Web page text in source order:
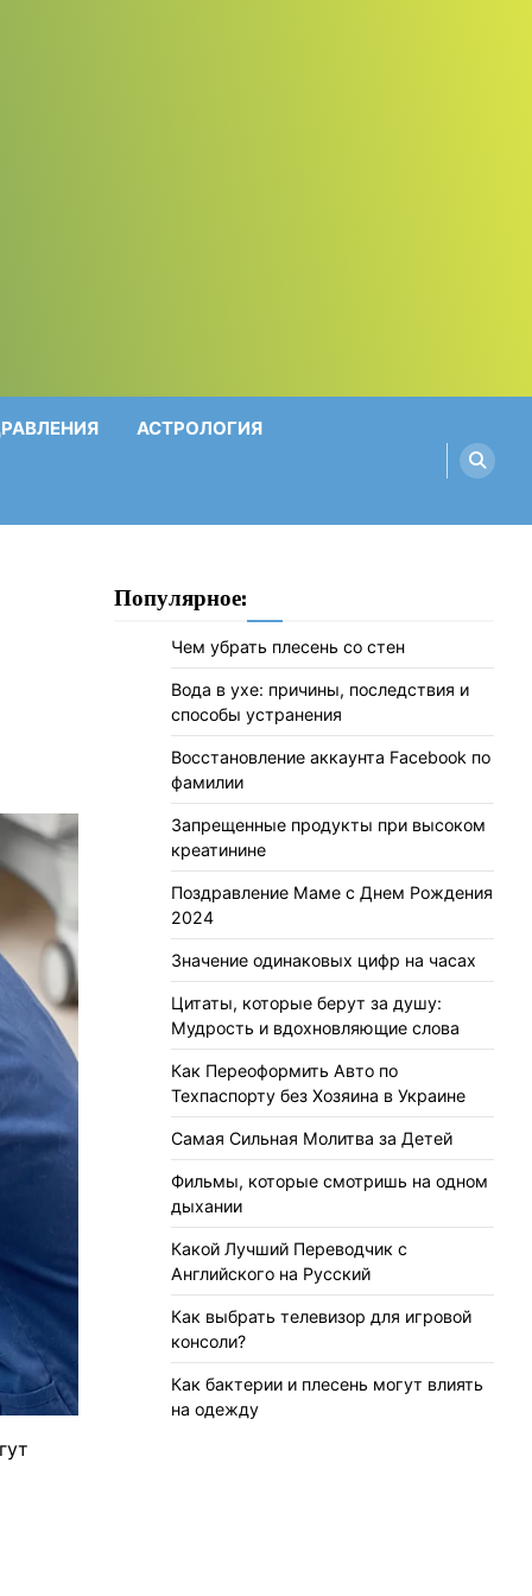
АСТРОЛОГИЯ
Популярное:
Чем убрать плесень со стен
Вода в ухе: причины, последствия и
способы устранения
Восстановление аккаунта Facebook по
фамилии
Запрещенные продукты при высоком
креатинине
Поздравление Маме с Днем Рождения
2024
Значение одинаковых цифр на часах
Цитаты, которые берут за душу:
Мудрость и вдохновляющие слова
Как Переоформить Авто по
Техпаспорту без Хозяина в Украине
Самая Сильная Молитва за Детей
Фильмы, которые смотришь на одном
дыхании
Какой Лучший Переводчик с
Английского на Русский
Как выбрать телевизор для игровой
консоли?
Как бактерии и плесень могут влиять
на одежду